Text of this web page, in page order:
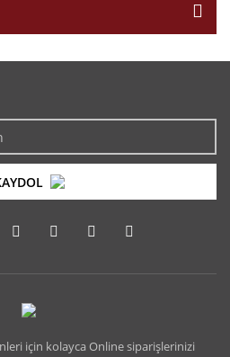
için kolayca Online siparişlerinizi